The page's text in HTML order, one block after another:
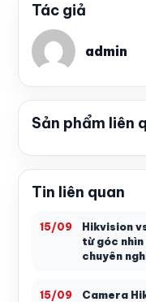
Tác giả
admin
Sản phẩm liên
Tin liên quan
15/09
Hikvision
từ góc
chuyên
15/09
Camera